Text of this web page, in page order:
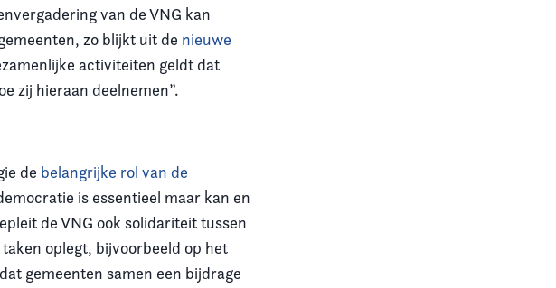
van de VNG kan
zo blijkt uit de nieuwe
activiteiten geldt dat
zij hieraan deelnemen”.
de belangrijke rol van de
is essentieel maar kan en
de VNG ook solidariteit tussen
oplegt, bijvoorbeeld op het
gemeenten samen een bijdrage